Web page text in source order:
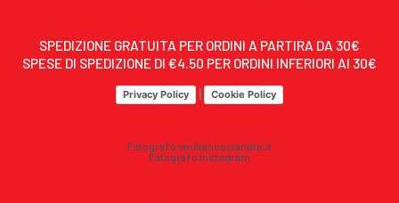
s
q
-
b
SPEDIZIONE GRATUITA PER ORDINI A PARTIRA DA 30€
SPESE DI SPEDIZIONE DI €4.50 PER ORDINI INFERIORI AI 30€
Privacy Policy | Cookie Policy
Fotografo emilianosciandra.it
Fotografo Instagram